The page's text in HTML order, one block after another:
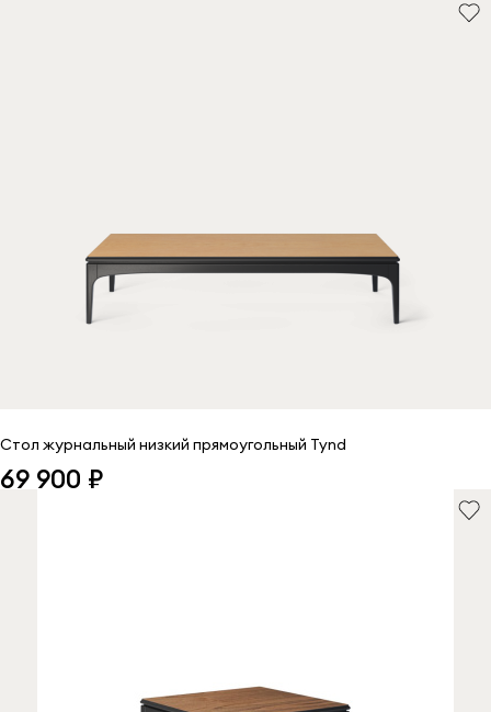
Стол журнальный низкий прямоугольный Tynd
69 900 ₽